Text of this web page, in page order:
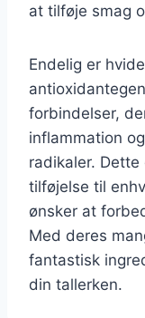
at tilføje smag
Endelig er
forbindelser,
inflammation
radikaler.
tilføjelse til
ønsker at
Med deres
fantastisk
din tallerken.